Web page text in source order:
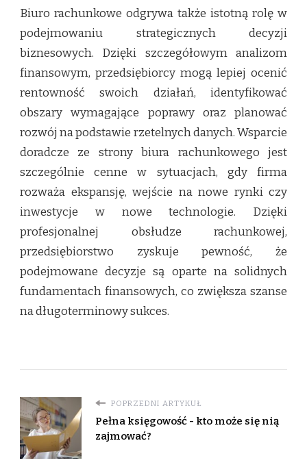
Biuro rachunkowe odgrywa także istotną rolę w
podejmowaniu strategicznych decyzji
biznesowych. Dzięki szczegółowym analizom
finansowym, przedsiębiorcy mogą lepiej ocenić
rentowność swoich działań, identyfikować
obszary wymagające poprawy oraz planować
rozwój na podstawie rzetelnych danych. Wsparcie
doradcze ze strony biura rachunkowego jest
szczególnie cenne w sytuacjach, gdy firma
rozważa ekspansję, wejście na nowe rynki czy
inwestycje w nowe technologie. Dzięki
profesjonalnej obsłudze rachunkowej,
przedsiębiorstwo zyskuje pewność, że
podejmowane decyzje są oparte na solidnych
fundamentach finansowych, co zwiększa szanse
na długoterminowy sukces.
POPRZEDNI ARTYKUŁ
Pełna księgowość - kto może się nią
zajmować?